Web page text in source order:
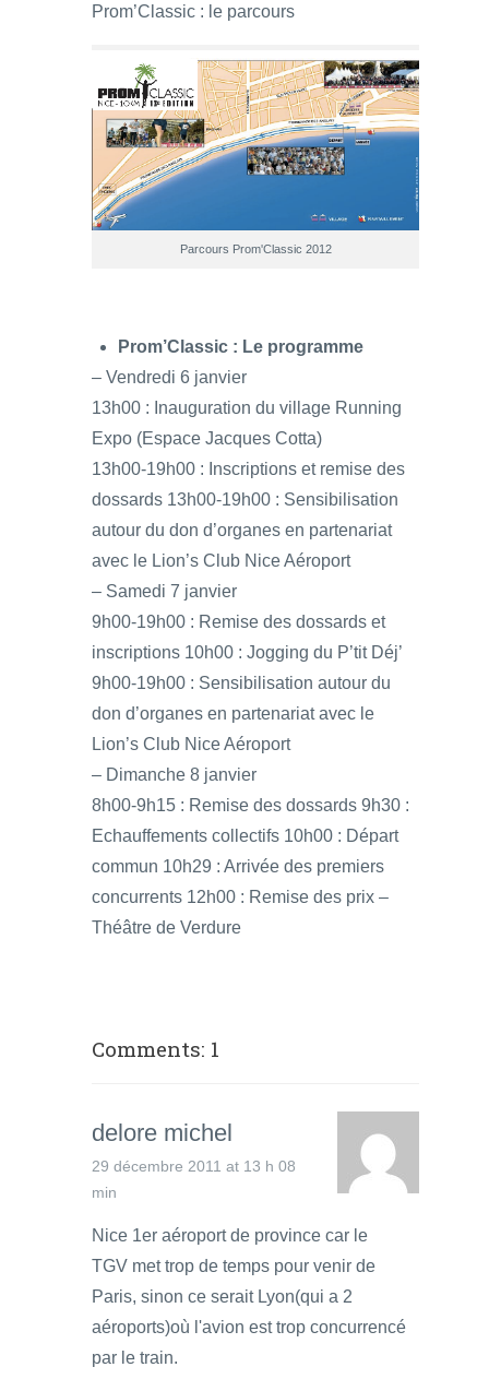
Prom’Classic : le parcours
Parcours Prom'Classic 2012
Prom’Classic : Le programme
– Vendredi 6 janvier
13h00 : Inauguration du village Running
Expo (Espace Jacques Cotta)
13h00-19h00 : Inscriptions et remise des
dossards 13h00-19h00 : Sensibilisation
autour du don d’organes en partenariat
avec le Lion’s Club Nice Aéroport
– Samedi 7 janvier
9h00-19h00 : Remise des dossards et
inscriptions 10h00 : Jogging du P’tit Déj’
9h00-19h00 : Sensibilisation autour du
don d’organes en partenariat avec le
Lion’s Club Nice Aéroport
– Dimanche 8 janvier
8h00-9h15 : Remise des dossards 9h30 :
Echauffements collectifs 10h00 : Départ
commun 10h29 : Arrivée des premiers
concurrents 12h00 : Remise des prix –
Théâtre de Verdure
Comments: 1
delore michel
29 décembre 2011 at 13 h 08
min
Nice 1er aéroport de province car le
TGV met trop de temps pour venir de
Paris, sinon ce serait Lyon(qui a 2
aéroports)où l'avion est trop concurrencé
par le train.